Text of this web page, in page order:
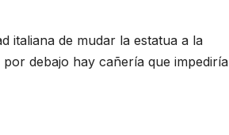
italiana de mudar la estatua a la
debajo hay cañería que impediría